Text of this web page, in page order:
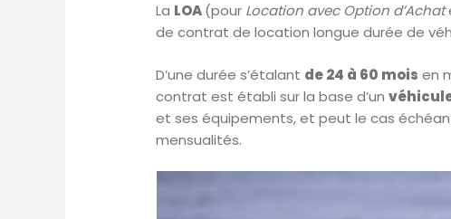
La LOA(pour Location avec Option d’Achat
de contrat de location longue durée de
D’une durée s’étalant de 24 à 60 mois en
contrat est établi sur la base d’un
et ses équipements, et peut le cas
mensualités.